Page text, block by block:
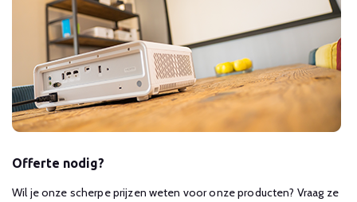
Offerte nodig?
Wil je onze scherpe prijzen weten voor onze producten? Vraag ze